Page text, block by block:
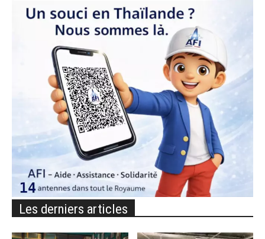
Les derniers articles